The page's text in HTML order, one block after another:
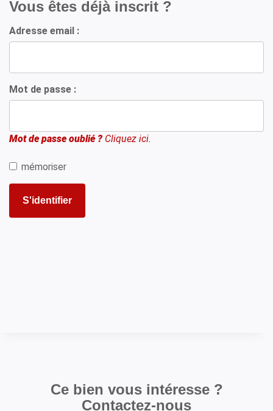
Vous êtes déjà inscrit ?
Adresse email :
Mot de passe :
Mot de passe oublié ? Cliquez ici.
mémoriser
S'identifier
Ce bien vous intéresse ?
Contactez-nous